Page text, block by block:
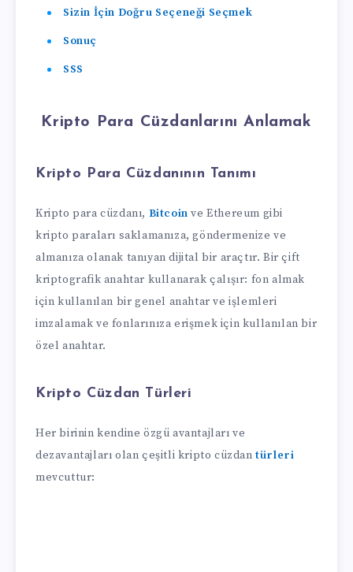
Sizin İçin Doğru Seçeneği Seçmek
Sonuç
SSS
Kripto Para Cüzdanlarını Anlamak
Kripto Para Cüzdanının Tanımı
Kripto para cüzdanı, Bitcoin ve Ethereum gibi
kripto paraları saklamanıza, göndermenize ve
almanıza olanak tanıyan dijital bir araçtır. Bir çift
kriptografik anahtar kullanarak çalışır: fon almak
için kullanılan bir genel anahtar ve işlemleri
imzalamak ve fonlarınıza erişmek için kullanılan bir
özel anahtar.
Kripto Cüzdan Türleri
Her birinin kendine özgü avantajları ve
dezavantajları olan çeşitli kripto cüzdantürleri
mevcuttur: